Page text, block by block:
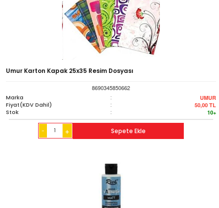
Umur Karton Kapak 25x35 Resim Dosyası
8690345850662
Marka
: UMUR
Fiyat(KDV Dahil) : 50,00 TL
Stok : 10+
- + Sepete Ekle